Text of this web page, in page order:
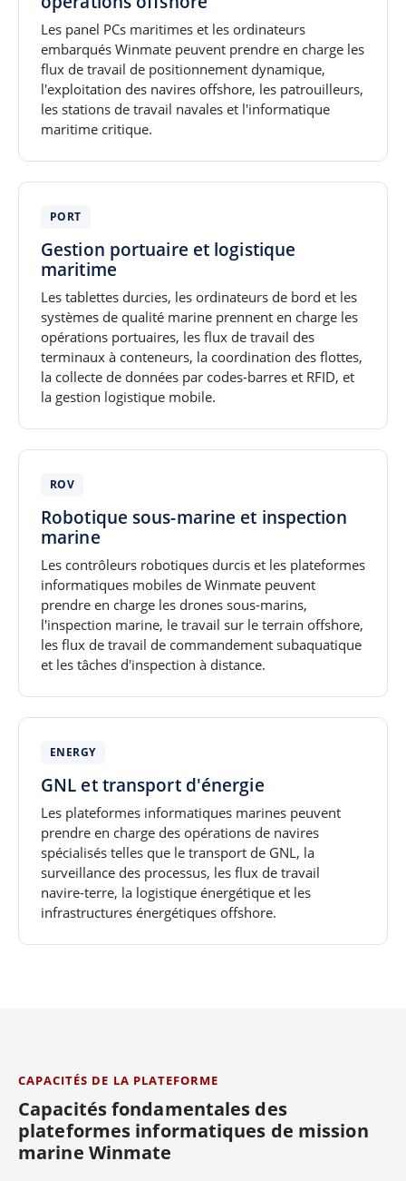
Les panel PCs maritimes et les ordinateurs
embarqués Winmate peuvent prendre en charge les
flux de travail de positionnement dynamique,
l'exploitation des navires offshore, les patrouilleurs,
les stations de travail navales et l'informatique
maritime critique.
PORT
Gestion portuaire et logistique
maritime
Les tablettes durcies, les ordinateurs de bord et les
systèmes de qualité marine prennent en charge les
opérations portuaires, les flux de travail des
terminaux à conteneurs, la coordination des flottes,
la collecte de données par codes-barres et RFID, et
la gestion logistique mobile.
ROV
Robotique sous-marine et inspection
marine
Les contrôleurs robotiques durcis et les plateformes
informatiques mobiles de Winmate peuvent
prendre en charge les drones sous-marins,
l'inspection marine, le travail sur le terrain offshore,
les flux de travail de commandement subaquatique
et les tâches d'inspection à distance.
ENERGY
GNL et transport d'énergie
Les plateformes informatiques marines peuvent
prendre en charge des opérations de navires
spécialisés telles que le transport de GNL, la
surveillance des processus, les flux de travail
navire-terre, la logistique énergétique et les
infrastructures énergétiques offshore.
CAPACITÉS DE LA PLATEFORME
Capacités fondamentales des
plateformes informatiques de mission
marine Winmate